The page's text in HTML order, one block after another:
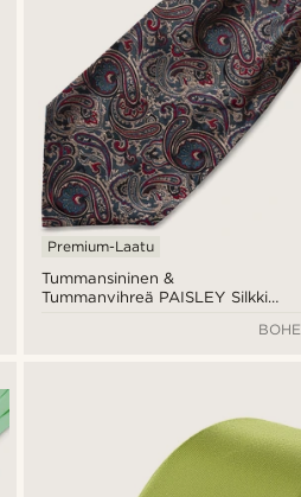
Tummansininen &
Tummanvihreä PAISLEY Silkki
Premium-Laatu